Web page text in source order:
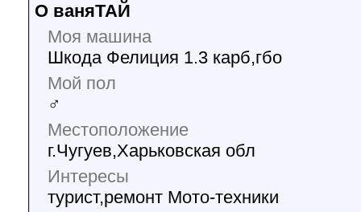
О ваняТАЙ
Моя машина
Шкода Фелиция 1.3 карб,гбо
Мой пол
♂
Местоположение
г.Чугуев,Харьковская обл
Интересы
турист,ремонт Мото-техники